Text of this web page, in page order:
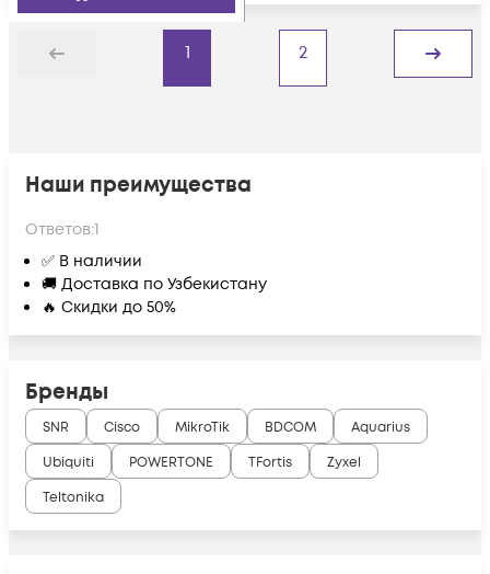
Назад
1 2
Дальше
Наши преимущества
Ответов:1
✅ В наличии
🚚 Доставка по Узбекистану
🔥 Скидки до 50%
Бренды
SNR Cisco MikroTik BDCOM
Aquarius
Ubiquiti
POWERTONE TFortis
Zyxel
Teltonika